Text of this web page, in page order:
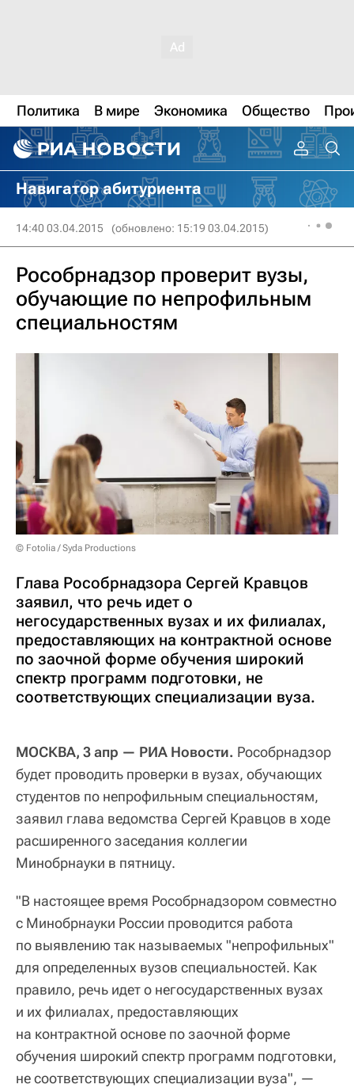
Политика В мире Экономика Общество
Навигатор абитуриента
14:40 03.04.2015 (обновлено: 15:19 03.04.2015)
Рособрнадзор проверит вузы,
обучающие по непрофильным
специальностям
© Fotolia / Syda Productions
Глава Рособрнадзора Сергей Кравцов
заявил, что речь идет о
негосударственных вузах и их филиалах,
предоставляющих на контрактной основе
по заочной форме обучения широкий
спектр программ подготовки, не
соответствующих специализации вуза.
МОСКВА, 3 апр — РИА Новости. Рособрнадзор
будет проводить проверки в вузах, обучающих
студентов по непрофильным специальностям,
заявил глава ведомства Сергей Кравцов в ходе
расширенного заседания коллегии
Минобрнауки в пятницу.
"В настоящее время Рособрнадзором совместно
с Минобрнауки России проводится работа
по выявлению так называемых "непрофильных"
для определенных вузов специальностей. Как
правило, речь идет о негосударственных вузах
и их филиалах, предоставляющих
на контрактной основе по заочной форме
обучения широкий спектр программ подготовки,
не соответствующих специализации вуза", —